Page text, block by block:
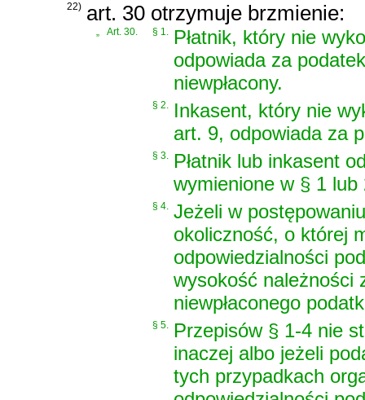
22) art. 30 otrzymuje brzmienie:
„ Art. 30. § 1. Płatnik, który nie
odpowiada za
niewpłacony.
§ 2. Inkasent, który nie
art. 9, odpowiada za
§ 3. Płatnik lub inkasent
wymienione w § 1 lub
§ 4. Jeżeli w
okoliczność, o której
odpowiedzialności
wysokość należności
niewpłaconego
§ 5. Przepisów § 1-4 nie
inaczej albo jeżeli
tych przypadkach